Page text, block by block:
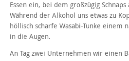
Essen ein, bei dem großzügig
Während der Alkohol uns etwas zu
höllisch scharfe Wasabi-Tunke einem
in die Augen.
An Tag zwei Unternehmen wir einen